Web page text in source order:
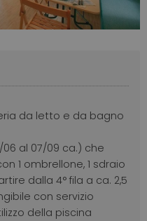
da letto e da bagno
al 07/09 ca.) che
1 ombrellone, 1 sdraio
dalla 4° fila a ca. 2,5
con servizio
della piscina